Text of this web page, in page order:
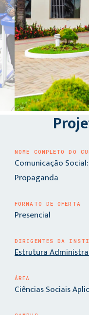
NOME COMPLETO DO
Comunicação
Propaganda
FORMATO DE OFERTA
Presencial
DIRIGENTES DA
Estrutura
ÁREA
Ciências Sociais